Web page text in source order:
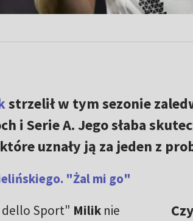
strzelił w tym sezonie
i Serie A. Jego słaba
uznały ją za jeden z
"Żal mi go"
dello Sport" Milik nie